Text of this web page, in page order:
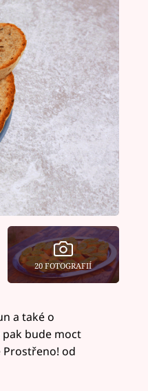
20 FOTOGRAFIÍ
a také o
pak bude moct
Prostřeno! od